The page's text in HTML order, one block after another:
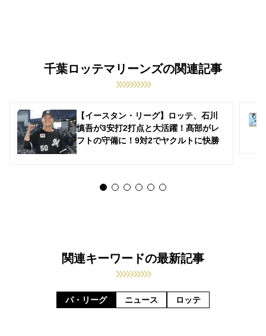
千葉ロッテマリーンズの関連記事
【イースタン・リーグ】ロッテ、石川
慎吾が3安打2打点と大活躍！髙部がレ
フトの守備に！9対2でヤクルトに快勝
関連キーワードの最新記事
パ・リーグ ニュース ロッテ